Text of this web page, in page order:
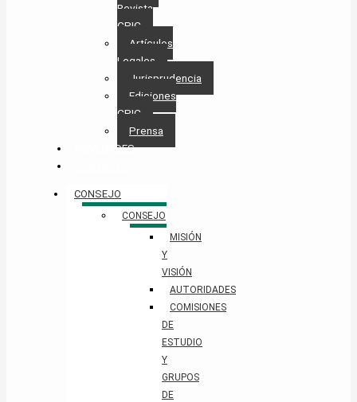
Revista
CPIC
Artículos
Legales
Jurisprudencia
Ediciones
CPIC
Prensa
NOVEDADES
CONSEJO
CONSEJO
MISIÓN
Y
VISIÓN
AUTORIDADES
COMISIONES
DE
ESTUDIO
Y
GRUPOS
DE